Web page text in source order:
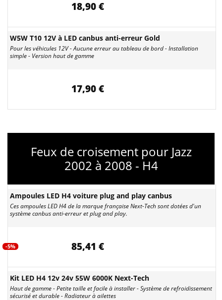
18,90 €
W5W T10 12V à LED canbus anti-erreur Gold
Pour les véhicules 12V - Aucune erreur au tableau de bord - Installation
simple - Version haut de gamme
17,90 €
Feux de croisement pour Jazz
2002 à 2008 - H4
Ampoules LED H4 voiture plug and play canbus
Ces ampoules LED H4 de la marque française Next-Tech sont dotées d'un
système canbus anti-erreur et plug and play.
-5% 85,41 €
Kit LED H4 12v 24v 55W 6000K Next-Tech
Haut de gamme - Petite taille et facile à installer - Système de refroidissement
sécurisé et durable - Radiateur à ailettes